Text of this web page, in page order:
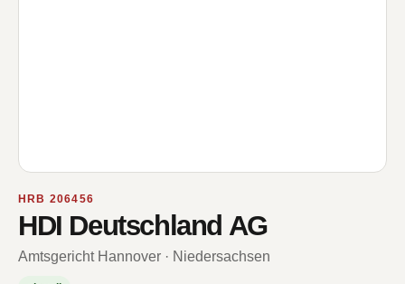
HRB 206456
HDI Deutschland AG
Amtsgericht Hannover · Niedersachsen